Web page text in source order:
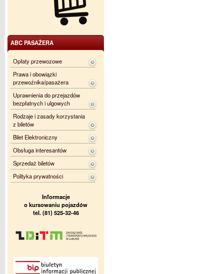
ABC PASAŻERA
Opłaty przewozowe
Prawa i obowiązki
przewoźnika/pasażera
Uprawnienia do przejazdów
bezpłatnych i ulgowych
Rodzaje i zasady korzystania
z biletów
Bilet Elektroniczny
Obsługa interesantów
Sprzedaż biletów
Polityka prywatności
Informacje
o kursowaniu pojazdów
tel. (81) 525-32-46